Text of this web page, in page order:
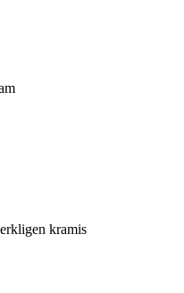
kramis